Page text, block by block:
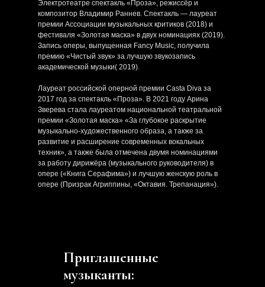
Электротеатре спектакль «Проза», режиссёр и
композитор Владимир Раннев. Спектакль — лауреат
премии Ассоциации музыкальных критиков (2018) и
фестиваля «Золотая маска» в двух номинациях (2019).
Запись оперы, выпущенная Fancy Music, получила
премию «Чистый звук» за лучшую звукозапись
академической музыки( 2019).
Лауреат российской оперной премии Casta Diva за
2017 год за спектакль «Проза». В 2021 году Арина
Зверева стала лауреатом национальной театральной
премии «Золотая маска» «За глубокое раскрытие
музыкально-художественного образа, а также за
развитие и расширение современных вокальных
техник», а также была отмечена двумя номинациями
за работу дирижёра (музыкального руководителя) в
опере («Книга Серафима») и лучшую женскую роль в
опере (Призрак Агриппины, «Октавия. Трепанация»).
Приглашенные
музыканты: